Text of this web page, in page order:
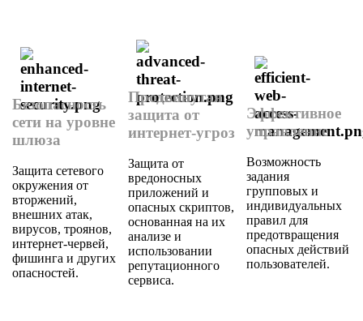
Безопасность
сети на уровне
шлюза
Защита сетевого
окружения от
вторжений,
внешних атак,
вирусов, троянов,
интернет-червей,
фишинга и других
опасностей.
Продвинутая
защита от
интернет-угроз
Защита от
вредоносных
приложений и
опасных скриптов,
основанная на их
анализе и
использовании
репутационного
сервиса.
Эффективное
управление
Возможность
задания
групповых и
индивидуальных
правил для
предотвращения
опасных действий
пользователей.